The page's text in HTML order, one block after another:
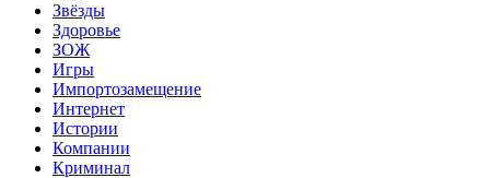
Звёзды
Здоровье
ЗОЖ
Игры
Импортозамещение
Интернет
Истории
Компании
Криминал